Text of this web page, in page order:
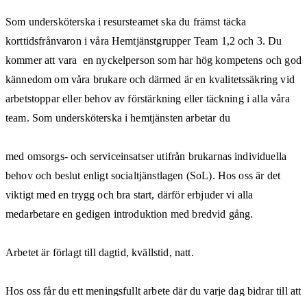
Som undersköterska i resursteamet ska du främst täcka
korttidsfrånvaron i våra Hemtjänstgrupper Team 1,2 och 3. Du
kommer att vara en nyckelperson som har hög kompetens och god
kännedom om våra brukare och därmed är en kvalitetssäkring vid
arbetstoppar eller behov av förstärkning eller täckning i alla våra
team. Som undersköterska i hemtjänsten arbetar du
med omsorgs- och serviceinsatser utifrån brukarnas individuella
behov och beslut enligt socialtjänstlagen (SoL). Hos oss är det
viktigt med en trygg och bra start, därför erbjuder vi alla
medarbetare en gedigen introduktion med bredvid gång.
Arbetet är förlagt till dagtid, kvällstid, natt.
Hos oss får du ett meningsfullt arbete där du varje dag bidrar till att